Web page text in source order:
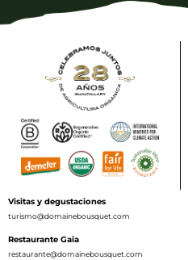
Visitas y degustaciones
turismo@domainebousquet.com
Restaurante Gaia
restaurante@domainebousquet.com